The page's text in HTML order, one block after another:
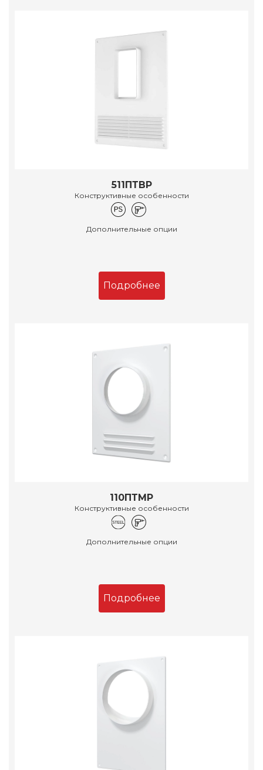
511ПТВР
Конструктивные особенности
Дополнительные опции
Подробнее
110ПТМР
Конструктивные особенности
Дополнительные опции
Подробнее